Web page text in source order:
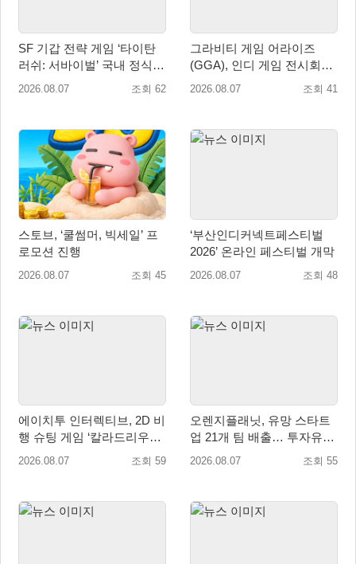
SF 기갑 전략 게임 ‘타이탄
러쉬: 서바이벌’ 국내 정식
출시
2026.08.07 조회 62
그라비티 게임 어라이즈
(GGA), 인디 게임 전시회
‘도쿄 게임 던전 13’ 참가!
2026.08.07 조회 41
스토브, ‘쿨썸머, 빅세일’ 프
로모션 진행
2026.08.07 조회 45
‘부산인디커넥트페스티벌
2026’ 온라인 페스티벌 개막
2026.08.07 조회 48
에이치투 인터렉티브, 2D 비
행 슈팅 게임 ‘칼라드리우스
2/다크 엘레멘트’ 올 겨울 전
2026.08.07 조회 59
오렌지플래닛, 유망 스타트
업 21개 팀 배출… 투자유치∙
매출성장 성과 눈길
2026.08.07 조회 55